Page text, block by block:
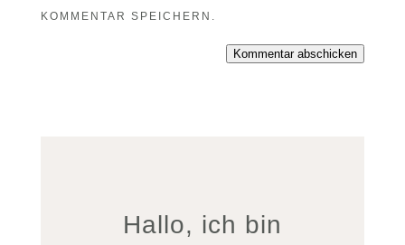
KOMMENTAR SPEICHERN.
Kommentar abschicken
Hallo, ich bin